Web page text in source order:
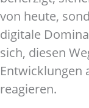
von heute,
digitale
sich, diesen
Entwicklungen
reagieren.